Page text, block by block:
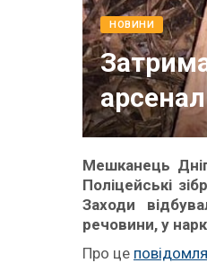
НОВИНИ
Мешканець
Поліцейські
Заходи
речовини, у
Про це